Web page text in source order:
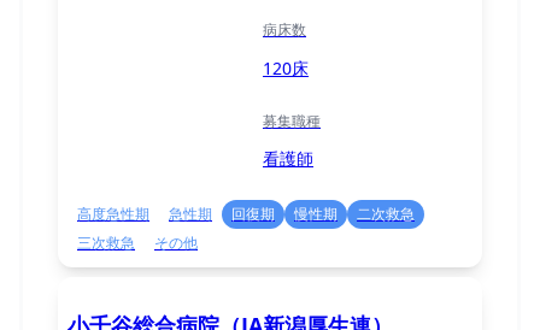
病床数
120床
募集職種
看護師
高度急性期 急性期 回復期 慢性期
二次救急
三次救急
その他